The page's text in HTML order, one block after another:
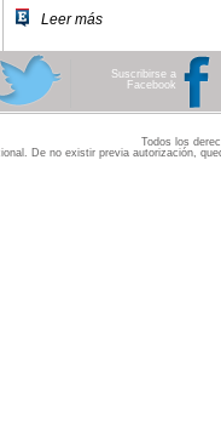
Leer más
Suscribirse a
Facebook
Todos los
De no existir previa autorización,